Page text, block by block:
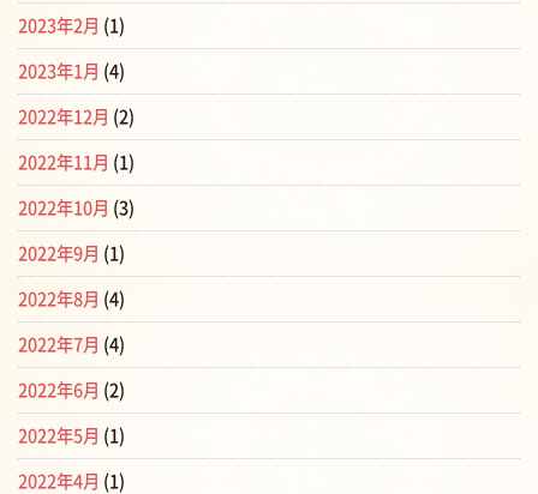
2023年2月 (1)
2023年1月 (4)
2022年12月 (2)
2022年11月 (1)
2022年10月 (3)
2022年9月 (1)
2022年8月 (4)
2022年7月 (4)
2022年6月 (2)
2022年5月 (1)
2022年4月 (1)